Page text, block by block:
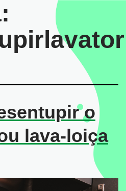
o
lava-loiça